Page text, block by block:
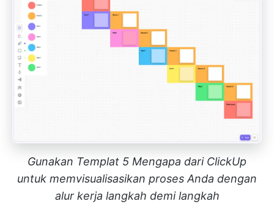
Gunakan Templat 5 Mengapa dari ClickUp
untuk memvisualisasikan proses Anda dengan
alur kerja langkah demi langkah